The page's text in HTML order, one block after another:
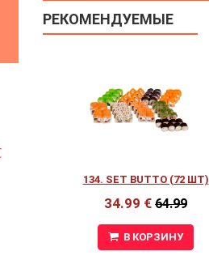
РЕКОМЕНДУЕМЫЕ
134. SET BUTTO (72 ШТ)
34.99 € 64.99
В КОРЗИНУ